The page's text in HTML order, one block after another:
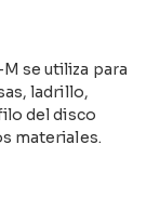
se utiliza para
ladrillo,
del disco
materiales.